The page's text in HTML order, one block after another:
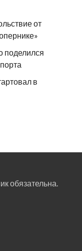
от
поделился
в
обязательна.